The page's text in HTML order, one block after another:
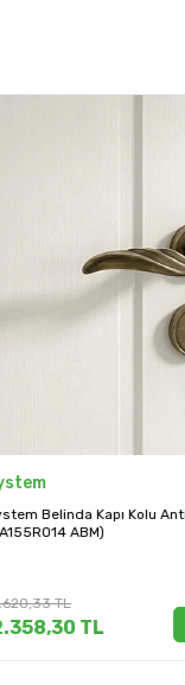
Antik Renk
Sepete Ekle